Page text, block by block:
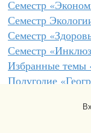
Семестр
Семестр
Семестр
Семестр
Избранные темы
Полугодие
Полугодие
Год